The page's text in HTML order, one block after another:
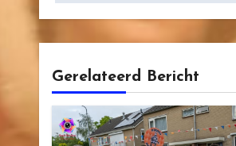
Gerelateerd Bericht